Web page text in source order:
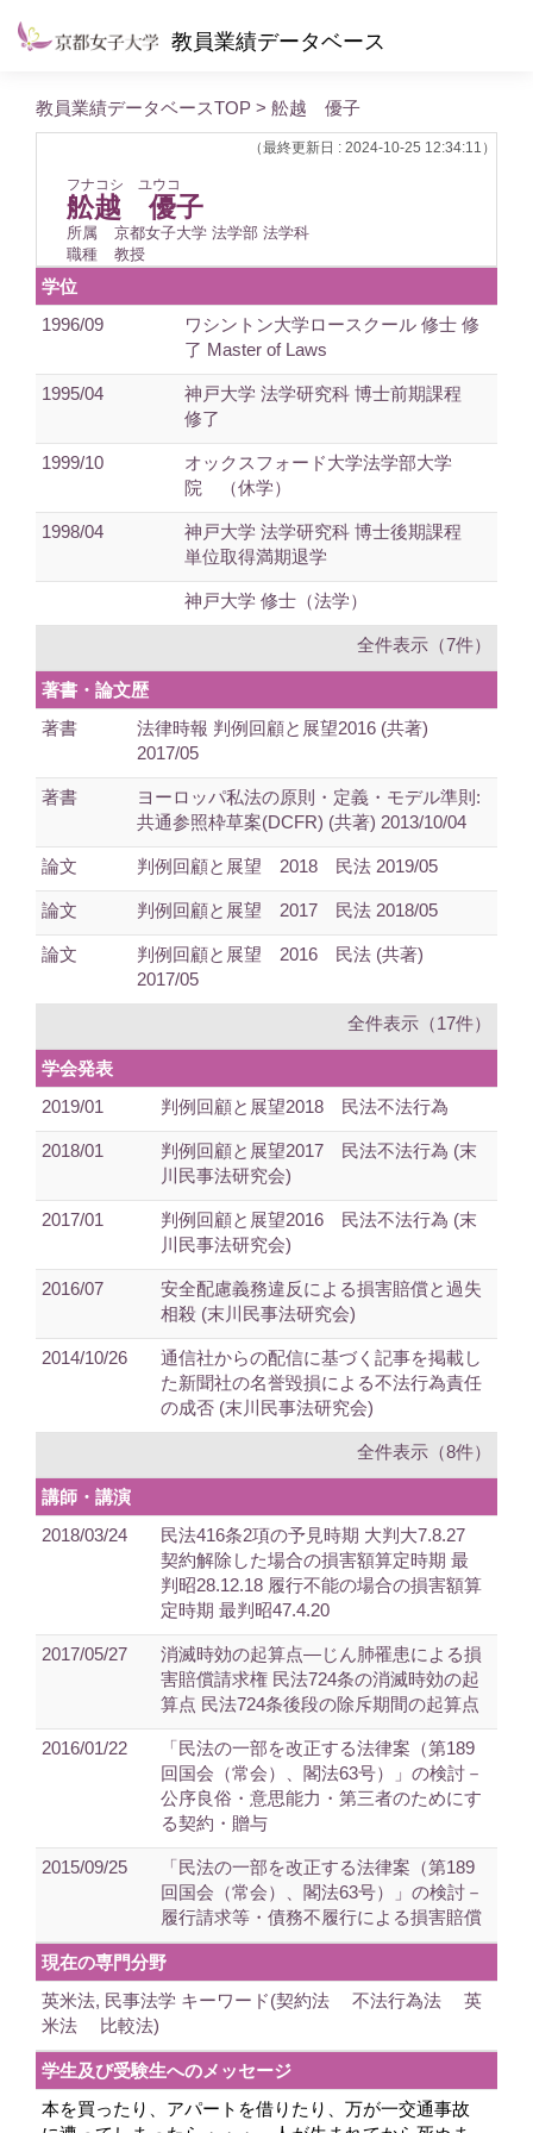
教員業績データベース
教員業績データベースTOP > 舩越 優子
（最終更新日 : 2024-10-25 12:34:11）
フナコシ ユウコ
舩越 優子
所属
京都女子大学 法学部 法学科
職種
教授
学位
1996/09
ワシントン大学ロースクール 修士 修
了 Master of Laws
1995/04
神戸大学 法学研究科 博士前期課程
修了
1999/10
オックスフォード大学法学部大学
院 （休学）
1998/04
神戸大学 法学研究科 博士後期課程
単位取得満期退学
神戸大学 修士（法学）
全件表示（7件）
著書・論文歴
著書
法律時報 判例回顧と展望2016 (共著)
2017/05
著書
ヨーロッパ私法の原則・定義・モデル準則:
共通参照枠草案(DCFR) (共著) 2013/10/04
論文 判例回顧と展望 2018 民法 2019/05
論文 判例回顧と展望 2017 民法 2018/05
論文
判例回顧と展望 2016 民法 (共著)
2017/05
全件表示（17件）
学会発表
2019/01
判例回顧と展望2018 民法不法行為
2018/01
判例回顧と展望2017 民法不法行為 (末
川民事法研究会)
2017/01
判例回顧と展望2016 民法不法行為 (末
川民事法研究会)
2016/07
安全配慮義務違反による損害賠償と過失
相殺 (末川民事法研究会)
2014/10/26
通信社からの配信に基づく記事を掲載し
た新聞社の名誉毀損による不法行為責任
の成否 (末川民事法研究会)
全件表示（8件）
講師・講演
2018/03/24
民法416条2項の予見時期 大判大7.8.27
契約解除した場合の損害額算定時期 最
判昭28.12.18 履行不能の場合の損害額算
定時期 最判昭47.4.20
2017/05/27
消滅時効の起算点―じん肺罹患による損
害賠償請求権 民法724条の消滅時効の起
算点 民法724条後段の除斥期間の起算点
2016/01/22
「民法の一部を改正する法律案（第189
回国会（常会）、閣法63号）」の検討－
公序良俗・意思能力・第三者のためにす
る契約・贈与
2015/09/25
「民法の一部を改正する法律案（第189
回国会（常会）、閣法63号）」の検討－
履行請求等・債務不履行による損害賠償
現在の専門分野
英米法, 民事法学 キーワード(契約法 不法行為法 英
米法 比較法)
学生及び受験生へのメッセージ
本を買ったり、アパートを借りたり、万が一交通事故